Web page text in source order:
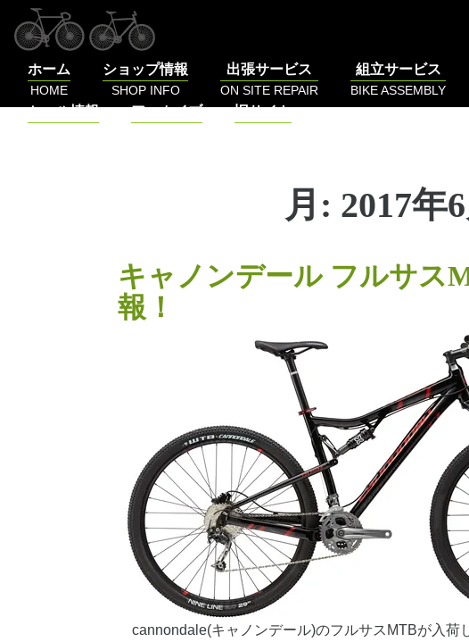
ホーム
HOME
ショップ情報
SHOP INFO
出張サービス
ON SITE REPAIR
組立サービス
BIKE ASSEMBLY
セール情報 アーカイブ 旧サイト
月: 2017年6
キャノンデール フルサス
報！
cannondale(キャノンデール)のフルサスMTBが入荷